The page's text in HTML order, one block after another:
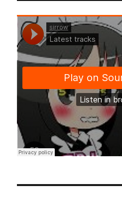
た。
に
の
ペ
ー
り